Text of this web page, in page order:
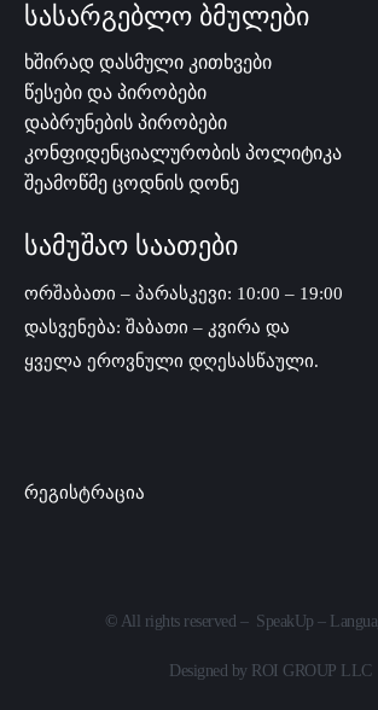
სასარგებლო ბმულები
ხშირად დასმული კითხვები
წესები და პირობები
დაბრუნების პირობები
კონფიდენციალურობის პოლიტიკა
შეამოწმე ცოდნის დონე
სამუშაო საათები
ორშაბათი – პარასკევი: 10:00 – 19:00
დასვენება: შაბათი – კვირა და
ყველა ეროვნული დღესასწაული.
რეგისტრაცია
© All rights reserved – SpeakUp –
Designed by ROI GROUP LLC